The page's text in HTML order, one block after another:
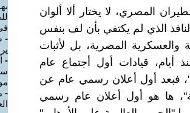
المصري، لا يختار ألا ألوان
الذي لم يكتفي بأن لف بنفس
والعسكرية المصرية، بل لأثبات
قيادات أول أجتماع عام
فبعد أول أعلان رسمي عام عن
ها هو أول أعلان عام رسمي
-
-
-